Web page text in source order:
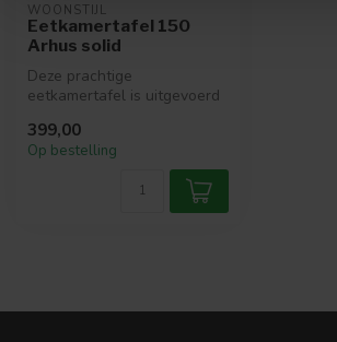
WOONSTIJL
Eetkamertafel 150
Arhus solid
Deze prachtige
eetkamertafel is uitgevoerd
voor een...
399,00
Op bestelling